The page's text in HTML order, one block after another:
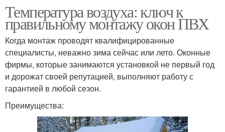
Температура воздуха: ключ к
правильному монтажу окон ПВХ
Когда монтаж проводят квалифицированные
специалисты, неважно зима сейчас или лето. Оконные
фирмы, которые занимаются установкой не первый год
и дорожат своей репутацией, выполняют работу с
гарантией в любой сезон.
Преимущества: